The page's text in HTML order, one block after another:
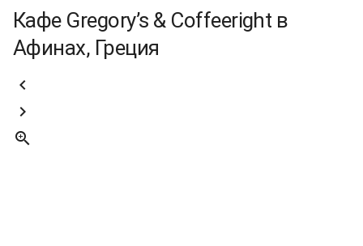
Кафе Gregory’s & Coffeeright в
Афинах, Греция


